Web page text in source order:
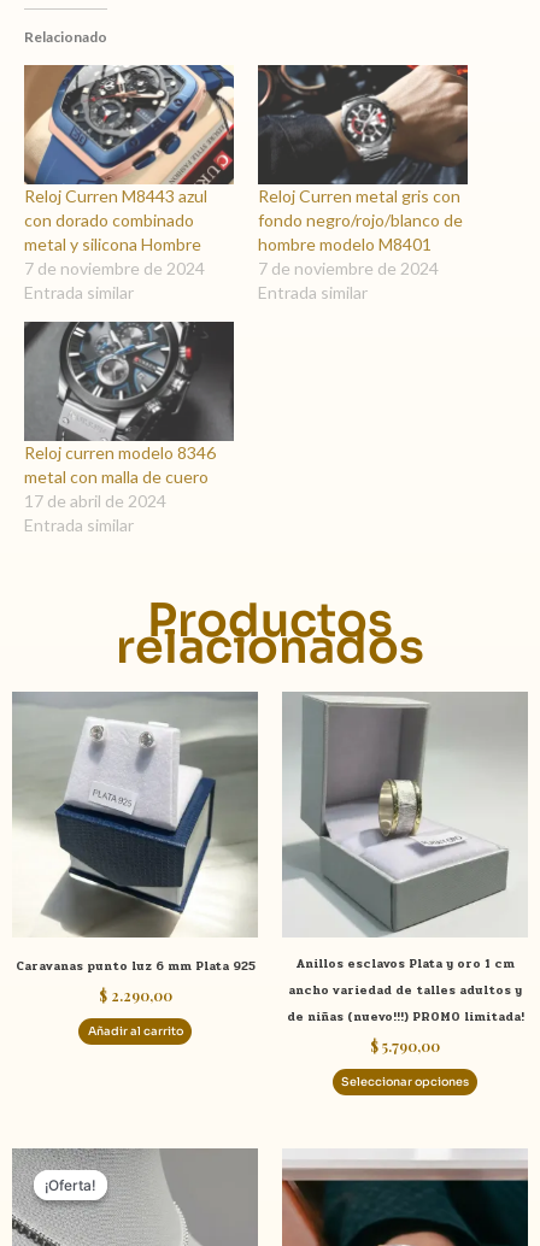
Relacionado
Reloj Curren M8443 azul
con dorado combinado
metal y silicona Hombre
7 de noviembre de 2024
Entrada similar
Reloj Curren metal gris con
fondo negro/rojo/blanco de
hombre modelo M8401
7 de noviembre de 2024
Entrada similar
Reloj curren modelo 8346
metal con malla de cuero
17 de abril de 2024
Entrada similar
Productos
relacionados
Caravanas punto luz 6 mm Plata 925
$2.290,00
Añadir al carrito
Anillos esclavos Plata y oro 1 cm
ancho variedad de talles adultos y
de niñas (nuevo!!!) PROMO limitada!
$5.790,00
Seleccionar opciones
se
elegir
en
la
página
¡Oferta!
¡Oferta!
El
precio
original
era:
$ 4.290,00.
Este